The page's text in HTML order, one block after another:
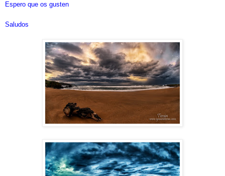
Espero que os gusten
Saludos